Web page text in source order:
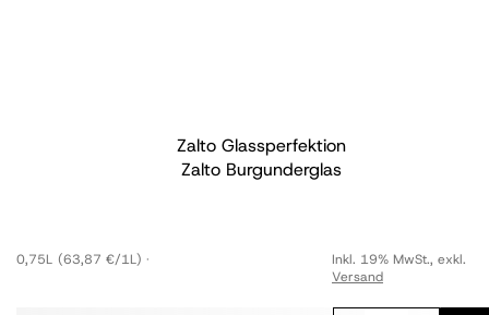
Zalto Glassperfektion
Zalto Burgunderglas
0,75L (63,87 €/1L) Inkl. 19% MwSt., exkl.
Versand